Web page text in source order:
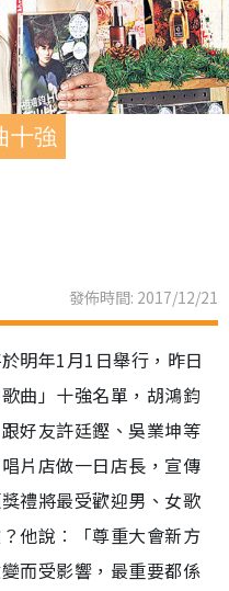
十強
發佈時間: 2017/12/21
明年1月1日舉行，昨日
曲」十強名單，胡鴻鈞
好友許廷鏗、吳業坤等
片店做一日店長，宣傳
禮將最受歡迎男、女歌
他說︰「尊重大會新方
而受影響，最重要都係